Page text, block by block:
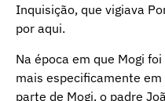
Inquisição, que vigiava
por aqui.
Na época em que Mogi
mais especificamente
parte de Mogi, o padre